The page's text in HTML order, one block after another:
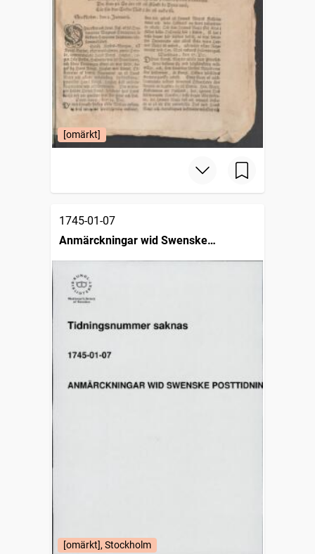
[omärkt]
1745-01-07
Anmärckningar wid Swenske
posttidningarne
[omärkt], Stockholm